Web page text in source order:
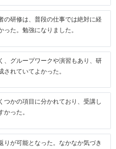
の研修は、普段の仕事では絶対に経
た。勉強になりました。
、グループワークや演習もあり、研
れていてよかった。
つかの項目に分かれており、受講し
った。
りが可能となった。なかなか気づき